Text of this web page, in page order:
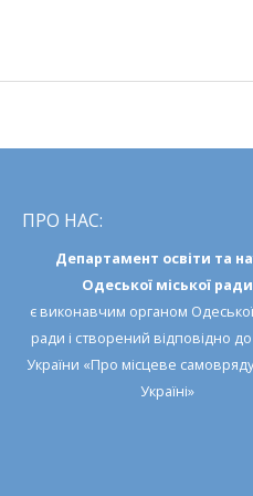
золотої
ПРО НАС:
Департамент освіти та
Одеської міської ради
є виконавчим органом
ради і створений відповідно
України «Про місцеве
Україні»